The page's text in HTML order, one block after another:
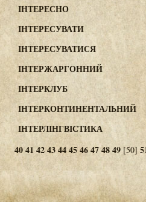
ІНТЕРЕСНО
ІНТЕРЕСУВАТИ
ІНТЕРЕСУВАТИСЯ
ІНТЕРЖАРГОННИЙ
ІНТЕРКЛУБ
ІНТЕРКОНТИНЕНТАЛЬНИЙ
ІНТЕРЛІНГВІСТИКА
4041 4243444546474849 [50]